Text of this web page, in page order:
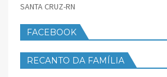
SANTA CRUZ-RN
FACEBOOK
RECANTO DA FAMÍLIA